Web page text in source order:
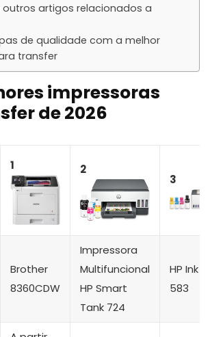
artigos relacionados a
de qualidade com a melhor
transfer
impressoras
de 2026
1 2
3
Brother
8360CDW
Impressora
Multifuncional
HP Smart
Tank 724
HP Ink
583